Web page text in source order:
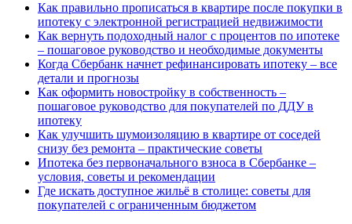
Как правильно прописаться в квартире после покупки в
ипотеку с электронной регистрацией недвижимости
Как вернуть подоходный налог с процентов по ипотеке
– пошаговое руководство и необходимые документы
Когда Сбербанк начнет рефинансировать ипотеку – все
детали и прогнозы
Как оформить новостройку в собственность –
пошаговое руководство для покупателей по ДДУ в
ипотеку
Как улучшить шумоизоляцию в квартире от соседей
снизу без ремонта – практические советы
Ипотека без первоначального взноса в Сбербанке –
условия, советы и рекомендации
Где искать доступное жильё в столице: советы для
покупателей с ограниченным бюджетом